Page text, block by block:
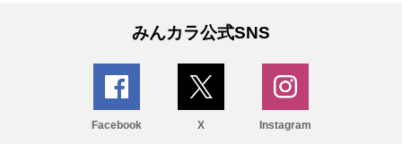
みんカラ公式SNS
Facebook X Instagram